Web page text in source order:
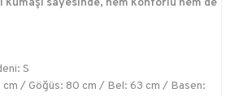
sayesinde, hem konforlu hem de
S
cm / Göğüs: 80 cm / Bel: 63 cm / Basen: